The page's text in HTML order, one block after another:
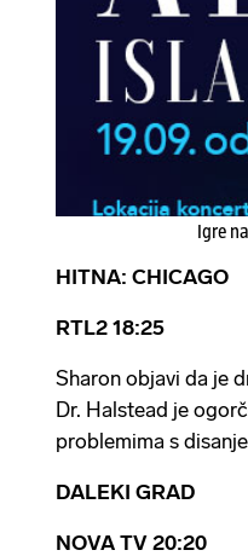
Igre
HITNA: CHICAGO
RTL2 18:25
Sharon objavi da je
Dr. Halstead je
problemima s
DALEKI GRAD
NOVA TV 20:20